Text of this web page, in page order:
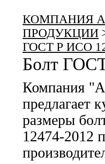
КОМПАНИЯ
ПРОДУКЦИИ
ГОСТ Р ИСО
Болт
Компания
предлагает
размеры
12474-2012